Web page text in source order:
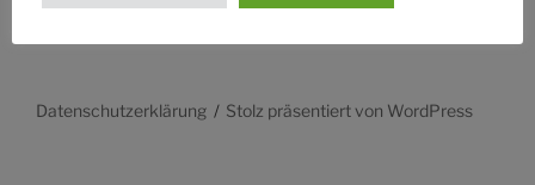
Datenschutzerklärung Stolz präsentiert von WordPress